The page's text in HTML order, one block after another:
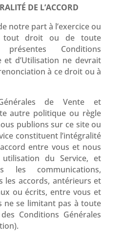
DE L’ACCORD
notre part à l’exercice ou
tout droit ou de toute
Conditions
et d’Utilisation ne devrait
à ce droit ou à
de Vente et
autre politique ou règle
publions sur ce site ou
constituent l’intégralité
entre vous et nous
du Service, et
les communications,
les accords, antérieurs et
ou écrits, entre vous et
ne se limitant pas à toute
Conditions Générales